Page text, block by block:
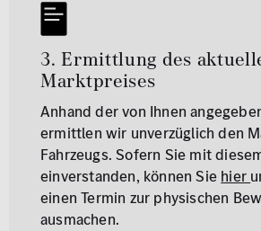
3. Ermittlung des
Marktpreises
Anhand der von Ihnen
ermittlen wir unverzüglich den
Fahrzeugs. Sofern Sie mit
einverstanden, können Sie hier
einen Termin zur physischen
ausmachen.